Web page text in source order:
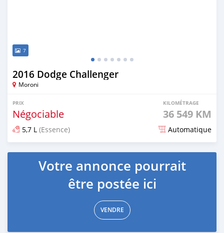
7
2016 Dodge Challenger
Moroni
PRIX
Négociable
KILOMÉTRAGE
36 549 KM
5,7 L (Essence) Automatique
Publié il y a plus d'un an
Votre annonce pourrait
être postée ici
VENDRE